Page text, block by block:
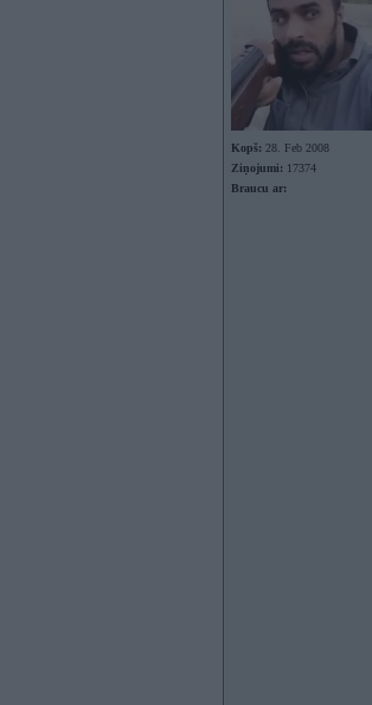
Kopš: 28. Feb 2008
Ziņojumi: 17374
Braucu ar: